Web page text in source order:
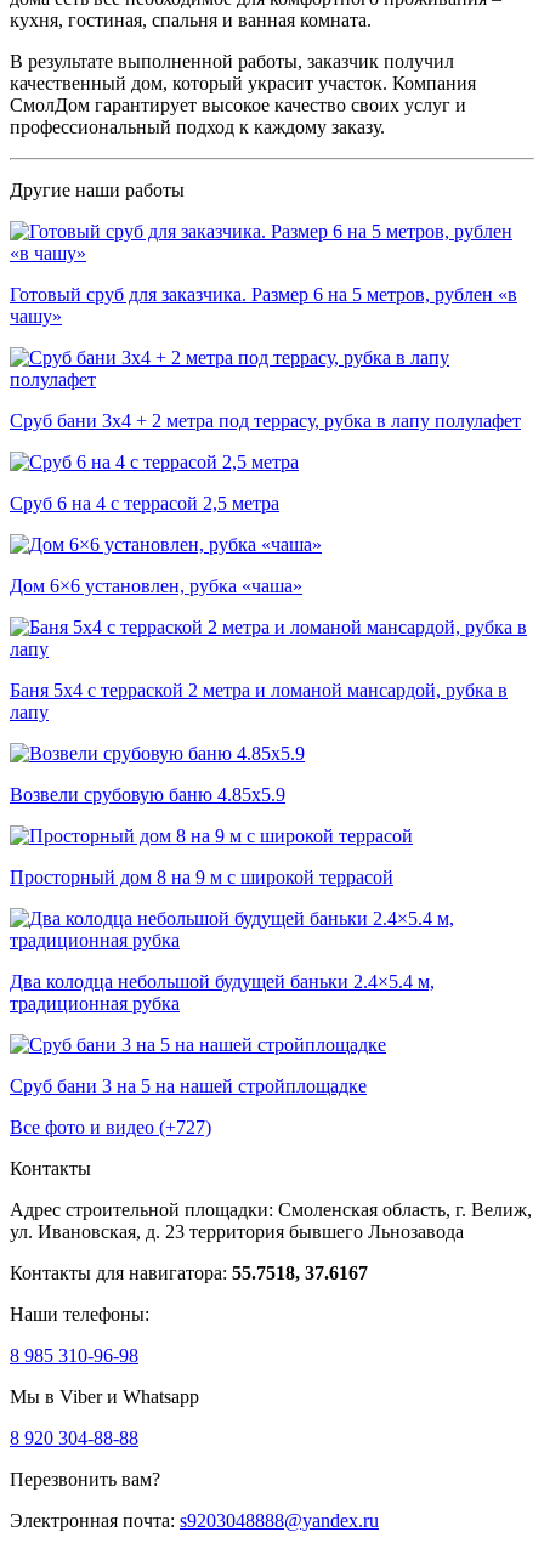
кухня, гостиная, спальня и ванная комната.
В результате выполненной работы, заказчик получил
качественный дом, который украсит участок. Компания
СмолДом гарантирует высокое качество своих услуг и
профессиональный подход к каждому заказу.
Другие наши работы
Готовый сруб для заказчика. Размер 6 на 5 метров, рублен «в
чашу»
Сруб бани 3х4 + 2 метра под террасу, рубка в лапу полулафет
Сруб 6 на 4 с террасой 2,5 метра
Дом 6×6 установлен, рубка «чаша»
Баня 5х4 с терраской 2 метра и ломаной мансардой, рубка в
лапу
Возвели срубовую баню 4.85х5.9
Просторный дом 8 на 9 м с широкой террасой
Два колодца небольшой будущей баньки 2.4×5.4 м,
традиционная рубка
Сруб бани 3 на 5 на нашей стройплощадке
Все фото и видео (+727)
Контакты
Адрес строительной площадки: Смоленская область, г. Велиж,
ул. Ивановская, д. 23 территория бывшего Льнозавода
Контакты для навигатора: 55.7518, 37.6167
Наши телефоны:
8 985 310-96-98
Мы в Viber и Whatsapp
8 920 304-88-88
Перезвонить вам?
Электронная почта: s9203048888@yandex.ru